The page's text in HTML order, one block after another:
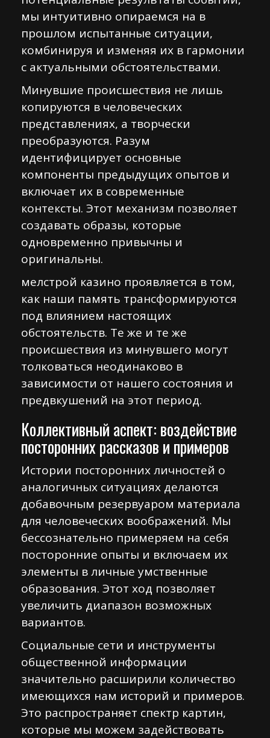
мы интуитивно опираемся на в
прошлом испытанные ситуации,
комбинируя и изменяя их в гармонии
с актуальными обстоятельствами.
Минувшие происшествия не лишь
копируются в человеческих
представлениях, а творчески
преобразуются. Разум
идентифицирует основные
компоненты предыдущих опытов и
включает их в современные
контексты. Этот механизм позволяет
создавать образы, которые
одновременно привычны и
оригинальны.
мелстрой казино проявляется в том,
как наши память трансформируются
под влиянием настоящих
обстоятельств. Те же и те же
происшествия из минувшего могут
толковаться неодинаково в
зависимости от нашего состояния и
предвкушений на этот период.
Коллективный аспект: воздействие
посторонних рассказов и примеров
Истории посторонних личностей о
аналогичных ситуациях делаются
добавочным резервуаром материала
для человеческих воображений. Мы
бессознательно примеряем на себя
посторонние опыты и включаем их
элементы в личные умственные
образования. Этот ход позволяет
увеличить диапазон возможных
вариантов.
Социальные сети и инструменты
общественной информации
значительно расширили количество
имеющихся нам историй и примеров.
Это распространяет спектр картин,
которые мы можем задействовать